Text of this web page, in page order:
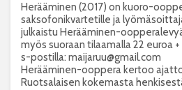
Herääminen (2017) on kuoro-
saksofonikvartetille ja
julkaistu Herääminen-
myös suoraan tilaamalla 22 euroa
s-postilla: maijaruu@gmail.com
Herääminen-ooppera kertoo
Ruotsalaisen kokemasta